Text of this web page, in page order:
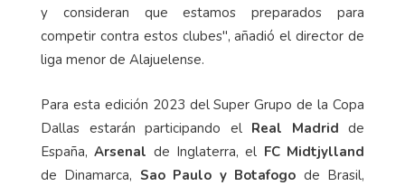
y consideran que estamos preparados para
competir contra estos clubes", añadió el director de
liga menor de Alajuelense.
Para esta edición 2023 del Super Grupo de la Copa
Dallas estarán participando el Real Madrid de
España,Arsenal de Inglaterra, el FC Midtjylland
de Dinamarca, Sao Paulo y Botafogo de Brasil,